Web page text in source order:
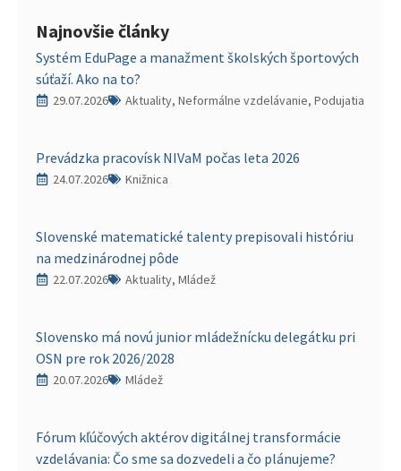
Najnovšie články
Systém EduPage a manažment školských športových
súťaží. Ako na to?
29.07.2026 Aktuality, Neformálne vzdelávanie, Podujatia
Prevádzka pracovísk NIVaM počas leta 2026
24.07.2026 Knižnica
Slovenské matematické talenty prepisovali históriu
na medzinárodnej pôde
22.07.2026 Aktuality, Mládež
Slovensko má novú junior mládežnícku delegátku pri
OSN pre rok 2026/2028
20.07.2026 Mládež
Fórum kľúčových aktérov digitálnej transformácie
vzdelávania: Čo sme sa dozvedeli a čo plánujeme?